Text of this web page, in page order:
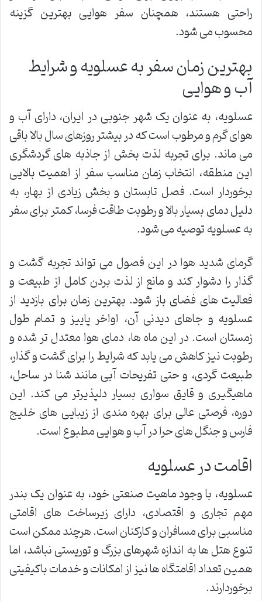
راحتی هستند، همچنان سفر هوایی بهترین گزینه
محسوب می شود.
بهترین زمان سفر به عسلویه و شرایط
آب و هوایی
عسلویه، به عنوان یک شهر جنوبی در ایران، دارای آب و
هوای گرم و مرطوب است که در بیشتر روزهای سال بالا باقی
می ماند. برای تجربه لذت بخش از جاذبه های گردشگری
این منطقه، انتخاب زمان مناسب سفر از اهمیت بالایی
برخوردار است. فصل تابستان و بخش زیادی از بهار، به
دلیل دمای بسیار بالا و رطوبت طاقت فرسا، کمتر برای سفر
به عسلویه توصیه می شود.
گرمای شدید هوا در این فصول می تواند تجربه گشت و
گذار را دشوار کند و مانع از لذت بردن کامل از طبیعت و
فعالیت های فضای باز شود. بهترین زمان برای بازدید از
عسلویه و جاهای دیدنی آن، اواخر پاییز و تمام طول
زمستان است. در این ماه ها، دمای هوا معتدل تر شده و
رطوبت نیز کاهش می یابد که شرایط را برای گشت و گذار،
طبیعت گردی، و حتی تفریحات آبی مانند شنا در ساحل،
ماهیگیری و قایق سواری بسیار دلپذیرتر می کند. این
دوره، فرصتی عالی برای بهره مندی از زیبایی های خلیج
فارس و جنگل های حرا در آب و هوایی مطبوع است.
اقامت در عسلویه
عسلویه، با وجود ماهیت صنعتی خود، به عنوان یک بندر
مهم تجاری و اقتصادی، دارای زیرساخت های اقامتی
مناسبی برای مسافران و کارکنان است. هرچند ممکن است
تنوع هتل ها به اندازه شهرهای بزرگ و توریستی نباشد، اما
همین تعداد اقامتگاه ها نیز از امکانات و خدمات باکیفیتی
برخوردارند.